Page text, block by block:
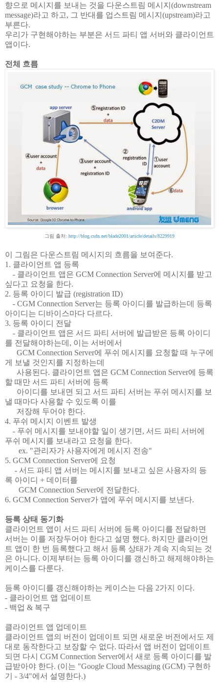
향으로 메시지를 보내는 것을 다운스트림 메시지(downstream
message)라고 하고, 그 반대를 업스트림 메시지(upstream)라고
부른다.
우리가 구현해야하는 부분은 서드 파티 앱 서버와 클라이언트
앱이다.
전체 흐름
그림 출처: http://blog.csdn.net/blade2001/article/details/8229919
이 그림은 다운스트림 메시지의 흐름을 보여준다.
1. 클라이언트 앱 등록
- 클라이언트 앱은 GCM Connection Server에 메시지를 받고
싶다고 요청을 한다.
2. 등록 아이디 발급 (registration ID)
- CGM Connection Server는 등록 아이디를 발급하는데 등록
아이디는 디바이스마다 다르다.
3. 등록 아이디 전달
- 클라이언트 앱은 서드 파티 서버에 발급받은 등록 아이디
를 전달해야하는데, 이는 서버에서
GCM Connection Server에 푸쉬 메시지를 요청할 때 누구에
게 보낼 것인지를 지정하는데
사용된다. 클라이언트 앱은 GCM Connection Server에 등록
할 때만 서드 파티 서버에 등록
아이디를 보내면 되고 서드 파티 서버는 푸쉬 메시지를 보
낼 때마다 사용할 수 있도록 이를
저장해 두어야 한다.
4. 푸쉬 메시지 이벤트 발생
- 푸쉬 메시지를 보내야할 일이 생기면, 서드 파티 서버에
푸쉬 메시지를 보내라고 요청을 한다.
ex. "관리자가 사용자에게 메시지 전송"
5. GCM Connection Server에 요청
- 서드 파티 앱 서버는 메시지를 보내고 싶은 사용자의 등
록 아이디 + 데이터를
GCM Connection Server에 전달한다.
6. GCM Connection Server가 앱에 푸쉬 메시지를 보낸다.
등록 상태 동기화
클라이언트 앱이 서드 파티 서버에 등록 아이디를 전달하면
서버는 이를 저장두어야 한다고 설명 했다. 하지만 클라이언
트 앱이 한 번 등록했다고 해서 등록 상태가 계속 지속되는 것
은 아니다. 이제부터는 등록 아이디를 갱신하고 해제해야하는
케이스를 다룬다.
등록 아이디를 갱신해야하는 케이스는 다음 2가지 이다.
- 클라이언트 앱 업데이트
- 백업 & 복구
클라이언트 앱 업데이트
클라이언트 앱의 버전이 업데이트 되면 새로운 버전에서도 제
대로 동작한다고 보장할 수 없다. 따라서 앱 버전이 업데이트
되면 다시 CGM Connection Server에서 새로 등록 아이디를 발
급받아야 한다. (이는 "Google Cloud Messaging (GCM) 구현하
기 - 3/4"에서 설명한다.)